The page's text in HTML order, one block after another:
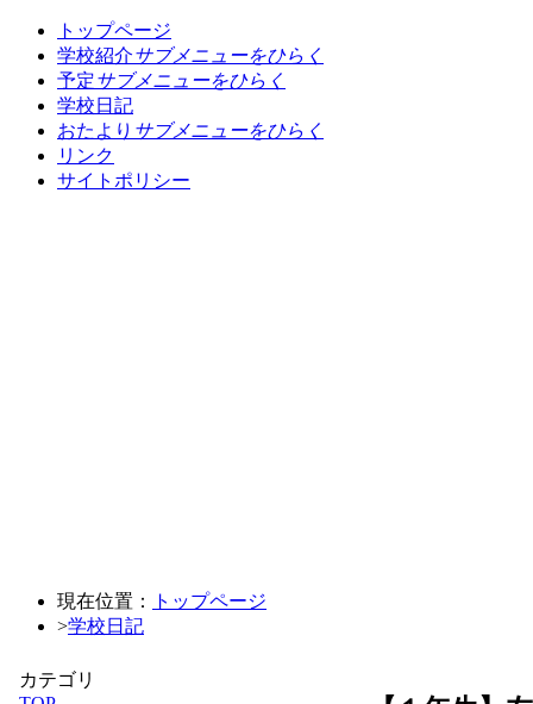
トップページ
学校紹介サブメニューをひらく
予定サブメニューをひらく
学校日記
おたより サブメニューをひらく
リンク
サイトポリシー
現在位置：
トップページ
>学校日記